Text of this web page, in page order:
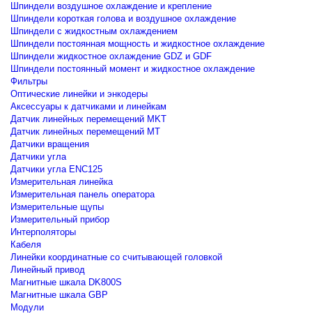
Шпиндели воздушное охлаждение и крепление
Шпиндели короткая голова и воздушное охлаждение
Шпиндели с жидкостным охлаждением
Шпиндели постоянная мощность и жидкостное охлаждение
Шпиндели жидкостное охлаждение GDZ и GDF
Шпиндели постоянный момент и жидкостное охлаждение
Фильтры
Оптические линейки и энкодеры
Аксессуары к датчиками и линейкам
Датчик линейных перемещений MKT
Датчик линейных перемещений MT
Датчики вращения
Датчики угла
Датчики угла ENC125
Измерительная линейка
Измерительная панель оператора
Измерительные щупы
Измерительный прибор
Интерполяторы
Кабеля
Линейки координатные со считывающей головкой
Линейный привод
Магнитные шкала DK800S
Магнитные шкала GBP
Модули